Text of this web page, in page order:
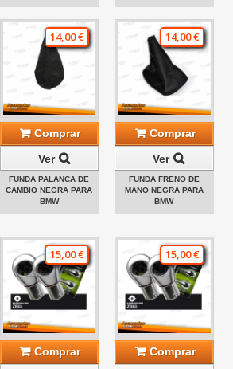
14,00 €
Comprar
Ver
FUNDA PALANCA DE
CAMBIO NEGRA PARA
BMW
14,00 €
Comprar
Ver
FUNDA FRENO DE
MANO NEGRA PARA
BMW
15,00 €
Comprar
15,00 €
Comprar